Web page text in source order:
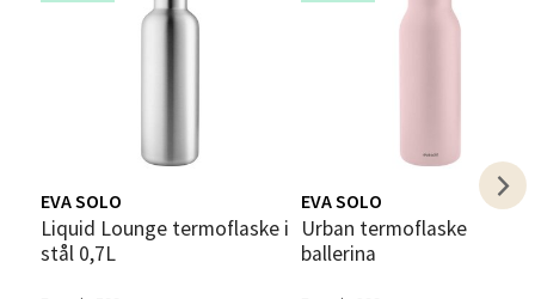
EVA SOLO
Liquid Lounge termoflaske i
stål 0,7L
EVA SOLO
Urban termoflaske 0,5L funky
ballerina